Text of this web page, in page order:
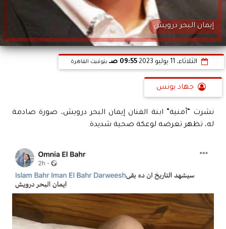
إيمان البحر درويش
الثلاثاء، 11 يوليو 2023 09:55 صـ بتوقيت القاهرة
جهاد يونس
نشرت “أمنية” ابنة الفنان إيمان البحر درويش، صورة صادمة
له، تظهر تعرضه لوعكة صحية شديدة.